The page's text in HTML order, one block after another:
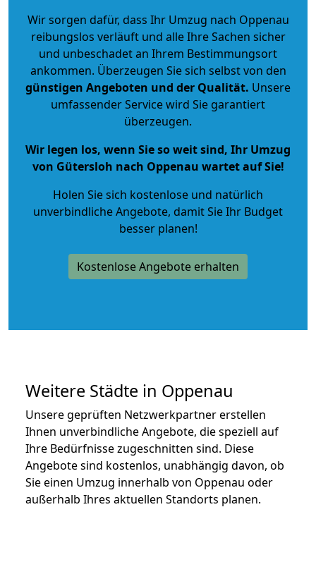
Wir sorgen dafür, dass Ihr Umzug nach Oppenau
reibungslos verläuft und alle Ihre Sachen sicher
und unbeschadet an Ihrem Bestimmungsort
ankommen. Überzeugen Sie sich selbst von den
günstigen Angeboten und der Qualität. Unsere
umfassender Service wird Sie garantiert
überzeugen.
Wir legen los, wenn Sie so weit sind, Ihr Umzug
von Gütersloh nach Oppenau wartet auf Sie!
Holen Sie sich kostenlose und natürlich
unverbindliche Angebote, damit Sie Ihr Budget
besser planen!
Kostenlose Angebote erhalten
Weitere Städte in Oppenau
Unsere geprüften Netzwerkpartner erstellen
Ihnen unverbindliche Angebote, die speziell auf
Ihre Bedürfnisse zugeschnitten sind. Diese
Angebote sind kostenlos, unabhängig davon, ob
Sie einen Umzug innerhalb von Oppenau oder
außerhalb Ihres aktuellen Standorts planen.